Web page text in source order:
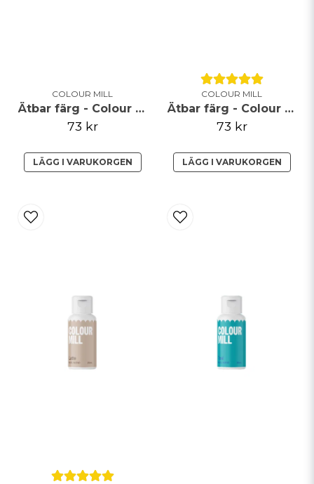
COLOUR MILL
Ätbar färg - Colour Mill - Raspberry - 20ml - ej Vegan
73 kr
LÄGG I VARUKORGEN
COLOUR MILL
Ätbar färg - Colour Mill - Olive
73 kr
LÄGG I VARUKORGEN